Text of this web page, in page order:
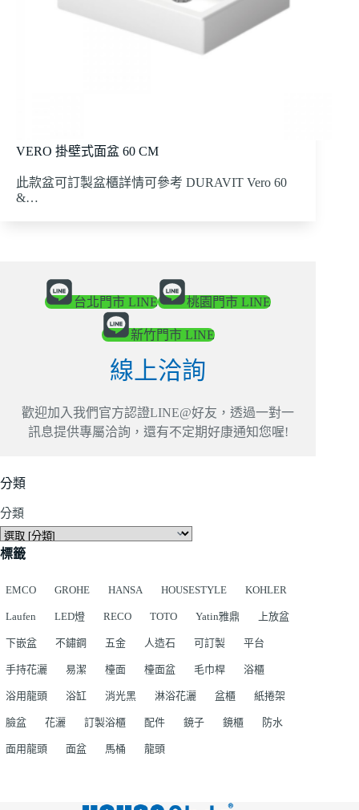
VERO 掛壁式面盆 60 CM
此款盆可訂製盆櫃詳情可參考 DURAVIT Vero 60
&…
台北門市 LINE 桃園門市 LINE
新竹門市 LINE
線上洽詢
歡迎加入我們官方認證LINE@好友，透過一對一
訊息提供專屬洽詢，還有不定期好康通知您喔!
分類
分類
標籤
EMCO GROHE HANSA HOUSESTYLE KOHLER
Laufen LED燈 RECO TOTO Yatin雅鼎 上放盆
下嵌盆 不鏽鋼 五金 人造石 可訂製 平台
手持花灑 易潔 檯面 檯面盆 毛巾桿 浴櫃
浴用龍頭 浴缸 消光黑 淋浴花灑 盆櫃 紙捲架
臉盆 花灑 訂製浴櫃 配件 鏡子 鏡櫃 防水
面用龍頭 面盆 馬桶 龍頭